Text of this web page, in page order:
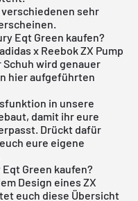
sehr
Eqt Green kaufen?
x Reebok ZX Pump
wird genauer
hier aufgeführten
in unsere
damit ihr eure
Drückt dafür
eure eigene
Green kaufen?
Design eines ZX
euch diese Übersicht